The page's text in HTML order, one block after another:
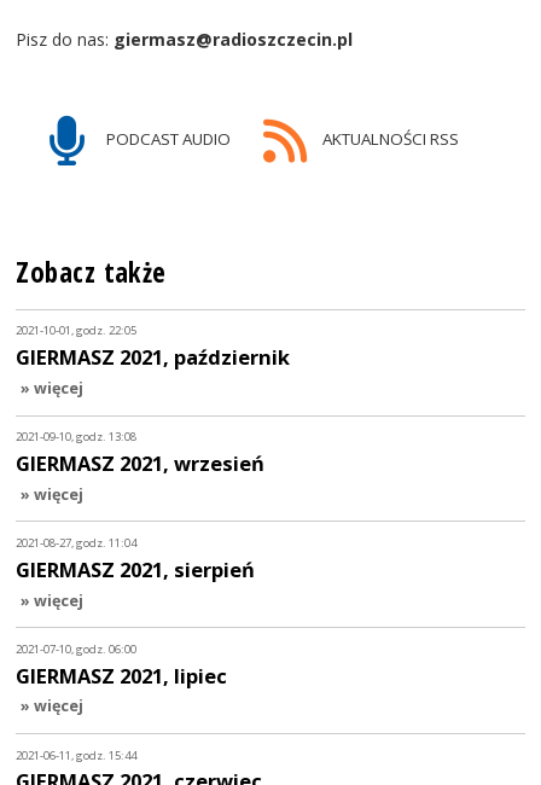
Pisz do nas: giermasz@radioszczecin.pl
PODCAST AUDIO AKTUALNOŚCI RSS
Zobacz także
2021-10-01, godz. 22:05
GIERMASZ 2021, październik
» więcej
2021-09-10, godz. 13:08
GIERMASZ 2021, wrzesień
» więcej
2021-08-27, godz. 11:04
GIERMASZ 2021, sierpień
» więcej
2021-07-10, godz. 06:00
GIERMASZ 2021, lipiec
» więcej
2021-06-11, godz. 15:44